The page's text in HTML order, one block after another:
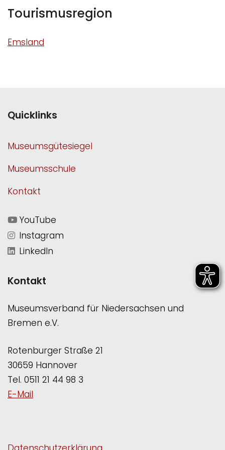
Tourismusregion
Emsland
Quicklinks
Museumsgütesiegel
Museumsschule
Kontakt
YouTube
Instagram
LinkedIn
Kontakt
Museumsverband für Niedersachsen und
Bremen e.V.
Rotenburger Straße 21
30659 Hannover
Tel. 0511 21 44 98 3
E-Mail